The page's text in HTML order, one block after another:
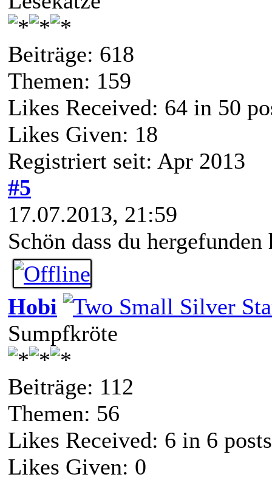
Beiträge: 618
Themen: 159
Likes Received: 64 in 50
Likes Given: 18
Registriert seit: Apr 2013
#5
17.07.2013, 21:59
Schön dass du hergefunden
Hobi
Sumpfkröte
Beiträge: 112
Themen: 56
Likes Received: 6 in 6 posts
Likes Given: 0